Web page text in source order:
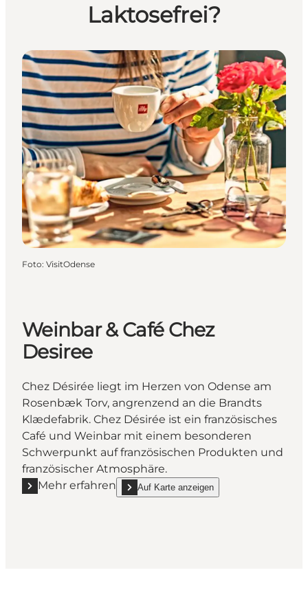
Laktosefrei?
Foto: VisitOdense
Weinbar & Café Chez
Desiree
Chez Désirée liegt im Herzen von Odense am
Rosenbæk Torv, angrenzend an die Brandts
Klædefabrik. Chez Désirée ist ein französisches
Café und Weinbar mit einem besonderen
Schwerpunkt auf französischen Produkten und
französischer Atmosphäre.
Mehr erfahren
Mehr erfahren "Weinbar & Café Chez Desiree"
Auf Karte anzeigen
show Weinbar & Café Chez Desiree on_map